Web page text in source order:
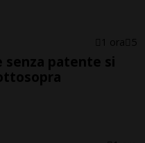
1 ora 5
senza patente si